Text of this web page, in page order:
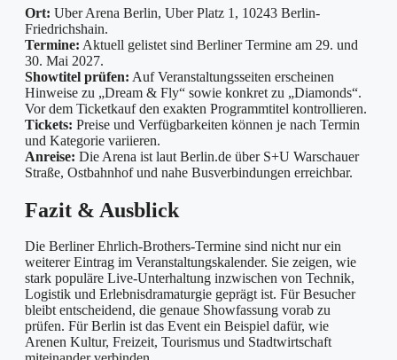
Ort: Uber Arena Berlin, Uber Platz 1, 10243 Berlin-
Friedrichshain.
Termine: Aktuell gelistet sind Berliner Termine am 29. und
30. Mai 2027.
Showtitel prüfen: Auf Veranstaltungsseiten erscheinen
Hinweise zu „Dream & Fly“ sowie konkret zu „Diamonds“.
Vor dem Ticketkauf den exakten Programmtitel kontrollieren.
Tickets: Preise und Verfügbarkeiten können je nach Termin
und Kategorie variieren.
Anreise: Die Arena ist laut Berlin.de über S+U Warschauer
Straße, Ostbahnhof und nahe Busverbindungen erreichbar.
Fazit & Ausblick
Die Berliner Ehrlich-Brothers-Termine sind nicht nur ein
weiterer Eintrag im Veranstaltungskalender. Sie zeigen, wie
stark populäre Live-Unterhaltung inzwischen von Technik,
Logistik und Erlebnisdramaturgie geprägt ist. Für Besucher
bleibt entscheidend, die genaue Showfassung vorab zu
prüfen. Für Berlin ist das Event ein Beispiel dafür, wie
Arenen Kultur, Freizeit, Tourismus und Stadtwirtschaft